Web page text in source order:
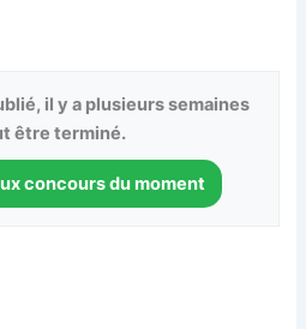
il y a plusieurs semaines
être terminé.
concours du moment